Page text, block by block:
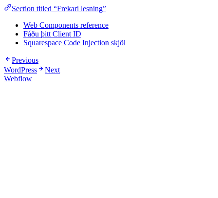
Section titled “Frekari lesning”
Web Components reference
Fáðu þitt Client ID
Squarespace Code Injection skjöl
Previous
WordPress
Next
Webflow